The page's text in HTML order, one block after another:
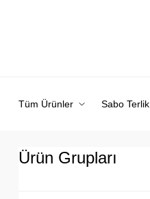
Tüm Ürünler Sabo Terlik
Ürün Grupları